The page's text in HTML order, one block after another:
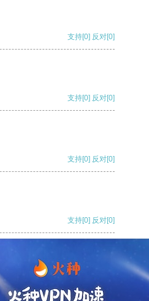
支持[0] 反对[0]
支持[0] 反对[0]
支持[0] 反对[0]
支持[0] 反对[0]